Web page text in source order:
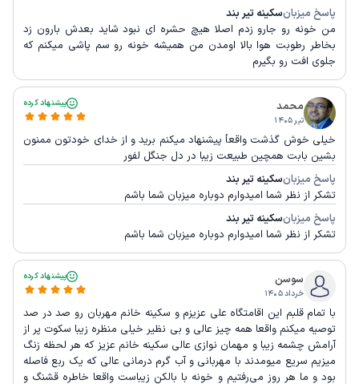
پاسخ میزبانسکینه تیر بند
من خونه رو جارو زدم اصلا هیچ حشره ای نبود شاید بعدش بارون زد
بخاطر رطوبت هوا بالا اومدن من همیشه خونه رو سم پاشی میکنم که
جلوی افت رو بگیرم
محمد
تیر ۱۴۰۵
پیشنهاد کرده
خیلی خوش گذشت واقعأ پیشنهاد میکنم برید و از خدای خودتون ممنون
بشین بابت همچين طبیعت زیبا در دل جنگل لفور
پاسخ میزبانسکینه تیر بند
تشکر از نظر شما امیدوارم دوباره میزبان شما باشم
پاسخ میزبانسکینه تیر بند
تشکر از نظر شما امیدوارم دوباره میزبان شما باشم
سوسن
خرداد ۱۴۰۵
پیشنهاد کرده
با تمام قلبم این اقامتگاه علی عزیزم و سکینه خانم مهربان رو صد در صد
توصیه میکنم واقعا همه چیز عالی و بی نظیر خیلی منظره زیبا سکوت پر از
آرامش چشمه زیبا و مهمان نوازی عالی سکینه خانم عزیز که هر لحظه زنگ
میزیم سریع میومدند با مهربانی و آب گرم درمانی عالی که یک ربع فاصله
بود و ما هر روز می‌رفتیم و خونه با بالکن زیباست واقعا خاطره قشنگ و